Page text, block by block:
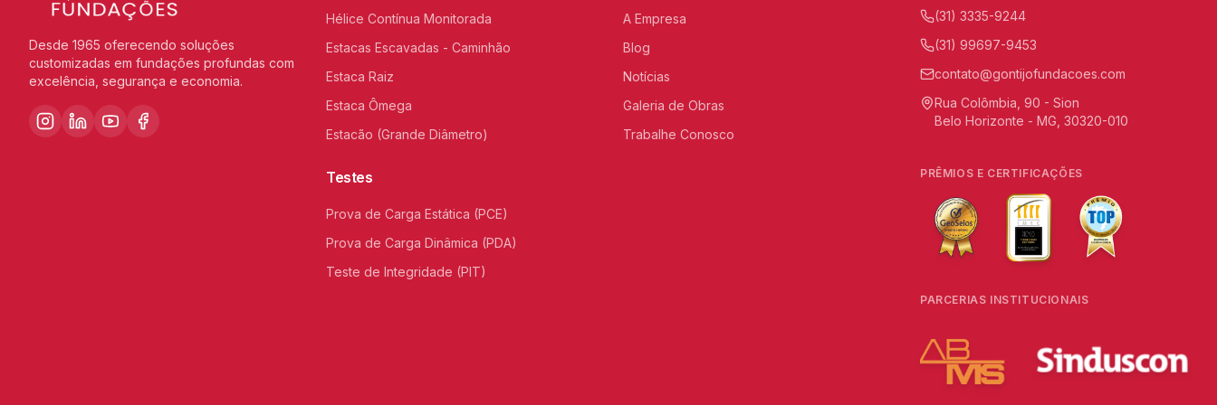
Desde 1965 oferecendo soluções
customizadas em fundações profundas com
excelência, segurança e economia.
Hélice Contínua Monitorada
Estacas Escavadas - Caminhão
Estaca Raiz
Estaca Ômega
Estacão (Grande Diâmetro)
Testes
Prova de Carga Estática (PCE)
Prova de Carga Dinâmica (PDA)
Teste de Integridade (PIT)
A Empresa
Blog
Notícias
Galeria de Obras
Trabalhe Conosco
(31) 3335-9244
(31) 99697-9453
contato@gontijofundacoes.com
Rua Colômbia, 90 - Sion
Belo Horizonte - MG, 30320-010
PRÊMIOS E CERTIFICAÇÕES
PARCERIAS INSTITUCIONAIS